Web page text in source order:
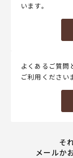
います。
よくあるご質問
ご利用ください
そ
メールか